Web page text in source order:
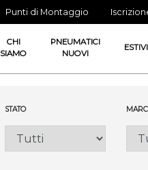
Punti di Montaggio
CHI
SIAMO
PNEUMATICI
NUOVI
ESTIVI
STATO